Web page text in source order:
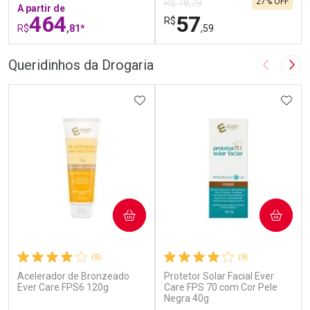
A partir de
R$464,81*
Ativar Desconto
R$ 78,79
R$57,59
Ativar Desconto
Comprar sem Desconto
Queridinhos da Drogaria Imagem
(5)
Acelerador de Bronzeado
Ever Care FPS6 120g
ADICIONAR AOS FAVORITOS
COMPRAR
(9)
Protetor Solar Facial Ever
Care FPS 70 com Cor Pele
Negra 40g
COMPRAR